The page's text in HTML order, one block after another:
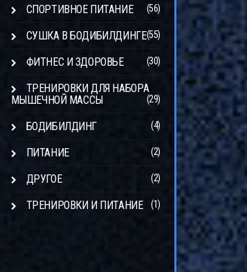
СПОРТИВНОЕ ПИТАНИЕ (56)
СУШКА В БОДИБИЛДИНГЕ(55)
ФИТНЕС И ЗДОРОВЬЕ (30)
ТРЕНИРОВКИ ДЛЯ НАБОРА
МЫШЕЧНОЙ МАССЫ
(29)
БОДИБИЛДИНГ (4)
ПИТАНИЕ (2)
ДРУГОЕ (2)
ТРЕНИРОВКИ И ПИТАНИЕ (1)